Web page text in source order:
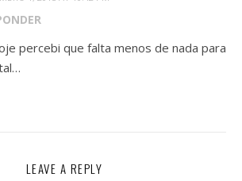
percebi que falta menos de nada para
LEAVE A REPLY